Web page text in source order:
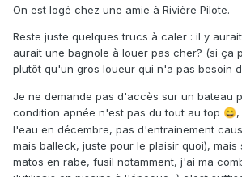
On est logé chez une amie à Rivière Pilote.
Reste juste quelques trucs à caler : il y
aurait une bagnole à louer pas cher? (si ça
plutôt qu'un gros loueur qui n'a pas besoin
Je ne demande pas d'accès sur un bateau
condition apnée n'est pas du tout au top 😄
l'eau en décembre, pas d'entrainement
mais balleck, juste pour le plaisir quoi), mais
matos en rabe, fusil notamment, j'ai ma